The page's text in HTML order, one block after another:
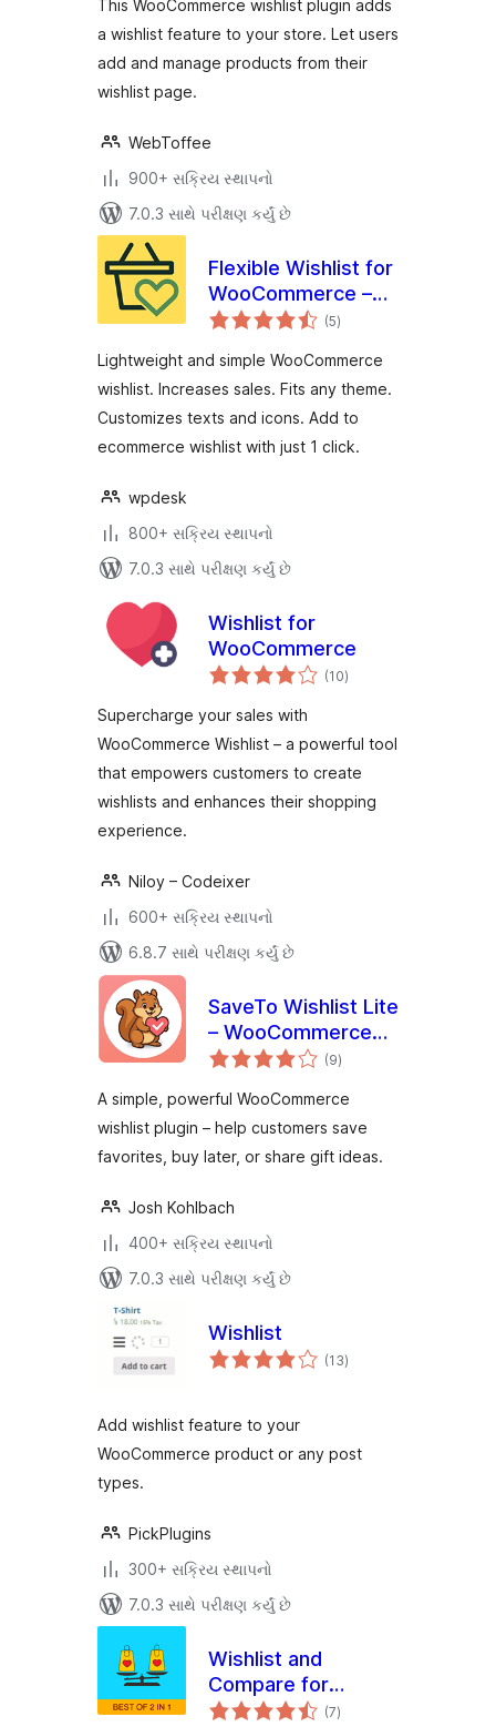
This WooCommerce wishlist plugin adds
a wishlist feature to your store. Let users
add and manage products from their
wishlist page.
WebToffee
900+ સક્રિય સ્થાપનો
7.0.3 સાથે પરીક્ષણ કર્યું છે
Flexible Wishlist for
WooCommerce –
Ecommerce
later
(5કુલ
રેટિંગ્સ
)
Lightweight and simple WooCommerce
wishlist. Increases sales. Fits any theme.
Customizes texts and icons. Add to
ecommerce wishlist with just 1 click.
wpdesk
800+ સક્રિય સ્થાપનો
7.0.3 સાથે પરીક્ષણ કર્યું છે
Wishlist for
WooCommerce
(10કુલ
રેટિંગ્સ
)
Supercharge your sales with
WooCommerce Wishlist – a powerful tool
that empowers customers to create
wishlists and enhances their shopping
experience.
Niloy – Codeixer
600+ સક્રિય સ્થાપનો
6.8.7 સાથે પરીક્ષણ કર્યું છે
SaveTo Wishlist Lite
– WooCommerce
Wishlist
(9કુલ
રેટિંગ્સ
)
A simple, powerful WooCommerce
wishlist plugin – help customers save
favorites, buy later, or share gift ideas.
Josh Kohlbach
400+ સક્રિય સ્થાપનો
7.0.3 સાથે પરીક્ષણ કર્યું છે
Wishlist
(13કુલ
રેટિંગ્સ
)
Add wishlist feature to your
WooCommerce product or any post
types.
PickPlugins
300+ સક્રિય સ્થાપનો
7.0.3 સાથે પરીક્ષણ કર્યું છે
Wishlist and
Compare for
WooCommerce
(7કુલ
રેટિંગ્સ
)